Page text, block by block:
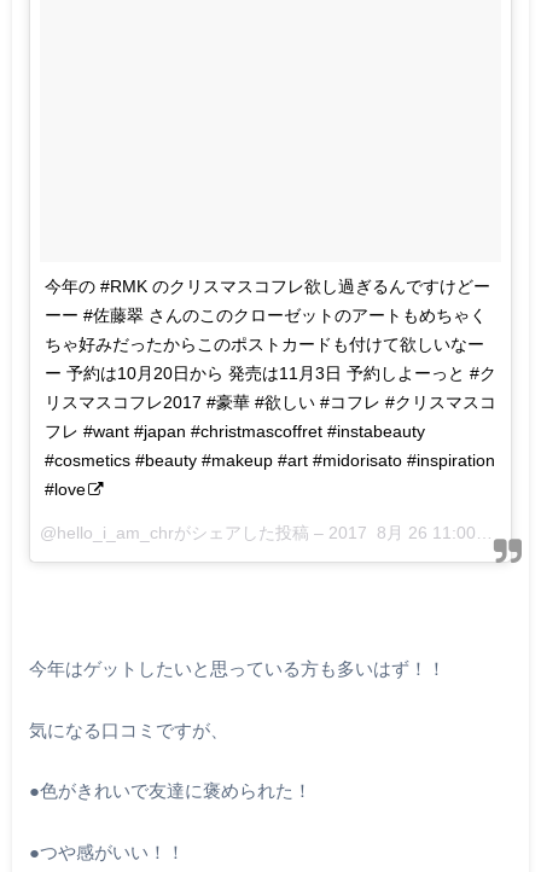
今年の #RMK のクリスマスコフレ欲し過ぎるんですけどー
ーー #佐藤翠 さんのこのクローゼットのアートもめちゃく
ちゃ好みだったからこのポストカードも付けて欲しいなー
ー 予約は10月20日から 発売は11月3日 予約しよーっと #ク
リスマスコフレ2017 #豪華 #欲しい #コフレ #クリスマスコ
フレ #want #japan #christmascoffret #instabeauty
#cosmetics #beauty #makeup #art #midorisato #inspiration
#love
@hello_i_am_chrがシェアした投稿 – 2017 8月 26 11:00午後 PDT
今年はゲットしたいと思っている方も多いはず！！
気になる口コミですが、
●色がきれいで友達に褒められた！
●つや感がいい！！